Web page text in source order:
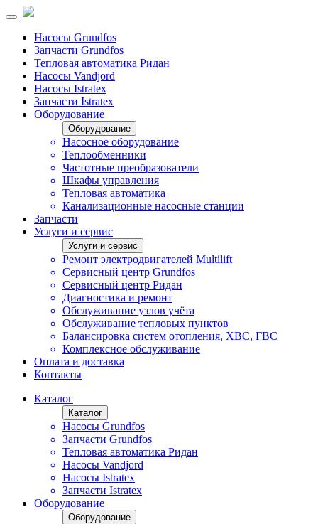
Насосы Grundfos
Запчасти Grundfos
Тепловая автоматика Ридан
Насосы Vandjord
Насосы Istratex
Запчасти Istratex
Оборудование
Оборудование
Насосное оборудование
Теплообменники
Частотные преобразователи
Шкафы управления
Тепловая автоматика
Канализационные насосные станции
Запчасти
Услуги и сервис
Услуги и сервис
Ремонт электродвигателей Multilift
Сервисный центр Grundfos
Сервисный центр Ридан
Диагностика и ремонт
Обслуживание узлов учёта
Обслуживание тепловых пунктов
Балансировка систем отопления, ХВС, ГВС
Комплексное обслуживание
Оплата и доставка
Контакты
Каталог
Каталог
Насосы Grundfos
Запчасти Grundfos
Тепловая автоматика Ридан
Насосы Vandjord
Насосы Istratex
Запчасти Istratex
Оборудование
Оборудование